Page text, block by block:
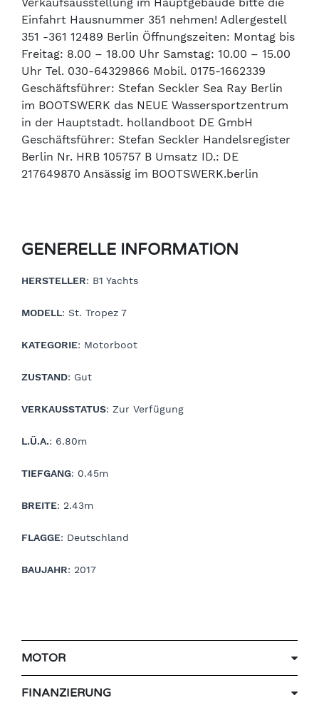
Einfahrt Hausnummer 351 nehmen! Adlergestell
351 -361 12489 Berlin Öffnungszeiten: Montag bis
Freitag: 8.00 – 18.00 Uhr Samstag: 10.00 – 15.00
Uhr Tel. 030-64329866 Mobil. 0175-1662339
Geschäftsführer: Stefan Seckler Sea Ray Berlin
im BOOTSWERK das NEUE Wassersportzentrum
in der Hauptstadt. hollandboot DE GmbH
Geschäftsführer: Stefan Seckler Handelsregister
Berlin Nr. HRB 105757 B Umsatz ID.: DE
217649870 Ansässig im BOOTSWERK.berlin
GENERELLE INFORMATION
HERSTELLER: B1 Yachts
MODELL: St. Tropez 7
KATEGORIE: Motorboot
ZUSTAND: Gut
VERKAUSSTATUS: Zur Verfügung
L.Ü.A.: 6.80m
TIEFGANG: 0.45m
BREITE: 2.43m
FLAGGE: Deutschland
BAUJAHR: 2017
MOTOR
FINANZIERUNG